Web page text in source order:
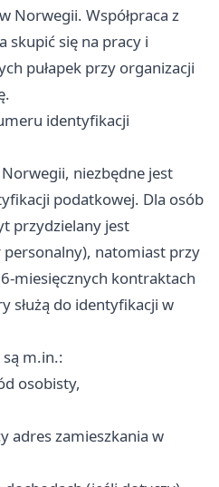
Norwegii. Współpraca z
skupić się na pracy i
pułapek przy organizacji
identyfikacji
niezbędne jest
podatkowej. Dla osób
przydzielany jest
natomiast przy
miesięcznych kontraktach
służą do identyfikacji w
m.in.:
osobisty,
adres zamieszkania w